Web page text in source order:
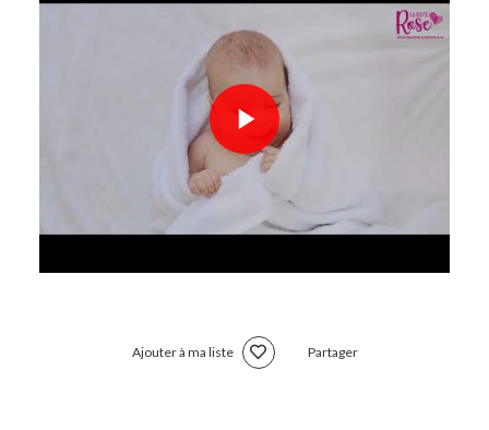
Ajouter à ma liste Partager